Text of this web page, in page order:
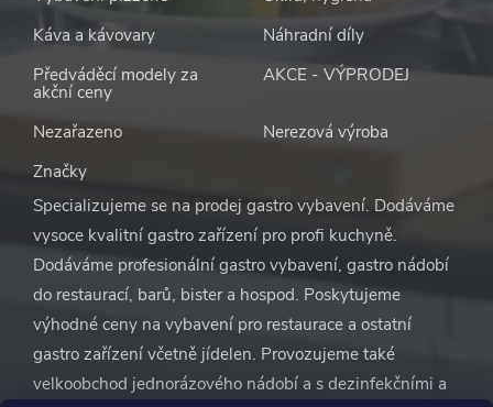
Káva a kávovary
Náhradní díly
Předváděcí modely za
akční ceny
AKCE - VÝPRODEJ
Nezařazeno
Nerezová výroba
Značky
Specializujeme se na prodej gastro vybavení. Dodáváme
vysoce kvalitní gastro zařízení pro profi kuchyně.
Dodáváme profesionální gastro vybavení, gastro nádobí
do restaurací, barů, bister a hospod. Poskytujeme
výhodné ceny na vybavení pro restaurace a ostatní
gastro zařízení včetně jídelen. Provozujeme také
velkoobchod jednorázového nádobí a s dezinfekčními a